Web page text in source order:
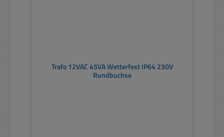
Trafo 12VAC 45VA Wetterfest IP64 230V
Rundbuchse